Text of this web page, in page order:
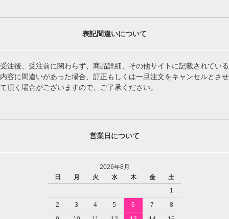
表記間違いについて
受注後、受注前に関わらず、商品詳細、その他サイトに記載されている
内容に間違いがあった場合、訂正もしくは一旦注文をキャンセルとさせ
て頂く場合がございますので、ご了承ください。
営業日について
2026年8月
日
月 火 水 木 金
土
1
2
3 4 5 6 7
8